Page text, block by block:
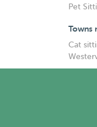
Pet
Towns
Cat